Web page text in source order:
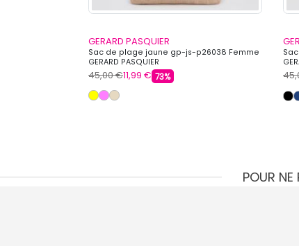
GERARD PASQUIER
Sac de plage jaune gp-js-p26038 Femme
GERARD PASQUIER
45,00 €11,99 € 73%
POUR